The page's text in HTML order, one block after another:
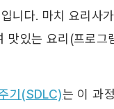
입니다. 마치 요리사
맛있는 요리(프로그
기(SDLC)는 이 과